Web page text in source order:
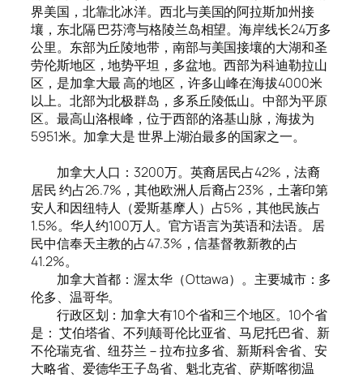
界美国，北靠北冰洋。西北与美国的阿拉斯加州接
壤，东北隔 巴芬湾与格陵兰岛相望。海岸线长24万多
公里。东部为丘陵地带，南部与美国接壤的大湖和圣
劳伦斯地区，地势平坦，多盆地。西部为科迪勒拉山
区，是加拿大最 高的地区，许多山峰在海拔4000米
以上。北部为北极群岛，多系丘陵低山。中部为平原
区。最高山洛根峰，位于西部的洛基山脉，海拔为
5951米。加拿大是 世界上湖泊最多的国家之一。
加拿大人口：3200万。英裔居民占42%，法裔
居民 约占26.7%，其他欧洲人后裔占23%，土著印第
安人和因纽特人（爱斯基摩人）占5%，其他民族占
1.5%。华人约100万人。官方语言为英语和法语。 居
民中信奉天主教的占47.3%，信基督教新教的占
41.2%。
加拿大首都：渥太华（Ottawa）。主要城市：多
伦多、温哥华。
行政区划：加拿大有10个省和三个地区。10个省
是： 艾伯塔省、不列颠哥伦比亚省、马尼托巴省、新
不伦瑞克省、纽芬兰－拉布拉多省、新斯科舍省、安
大略省、爱德华王子岛省、魁北克省、萨斯喀彻温